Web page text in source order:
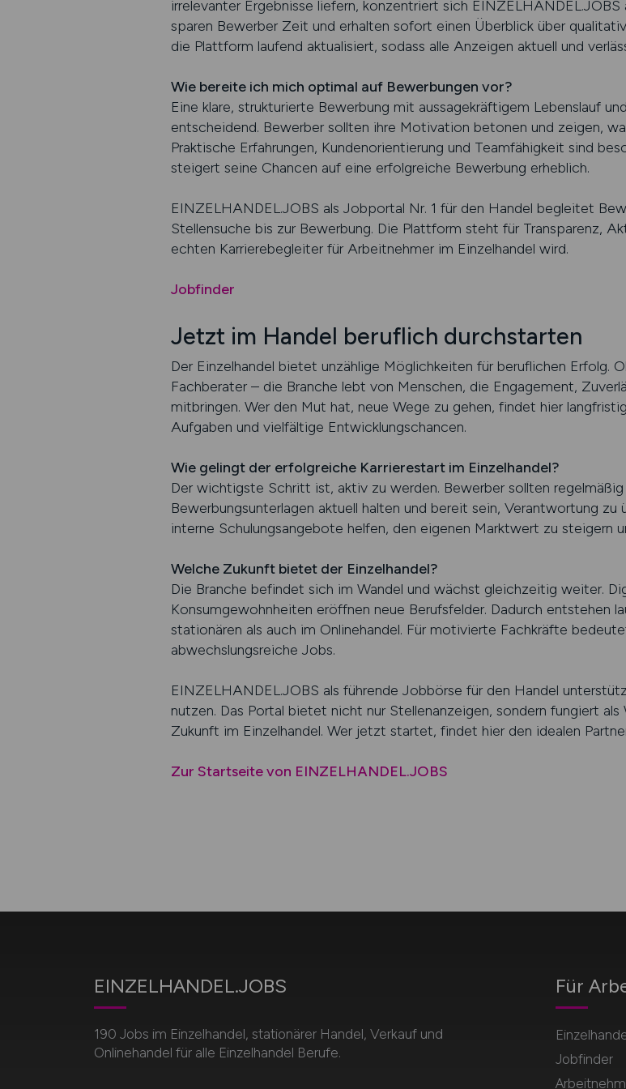
irrelevanter Ergebnisse liefern, konzentriert sich
sparen Bewerber Zeit und erhalten sofort einen Überblick über
die Plattform laufend aktualisiert, sodass alle Anzeigen aktuell und
Wie bereite ich mich optimal auf Bewerbungen vor?
Eine klare, strukturierte Bewerbung mit aussagekräftigem Lebenslauf
entscheidend. Bewerber sollten ihre Motivation betonen und zeigen,
Praktische Erfahrungen, Kundenorientierung und Teamfähigkeit sind
steigert seine Chancen auf eine erfolgreiche Bewerbung erheblich.
EINZELHANDEL.JOBS als Jobportal Nr. 1 für den Handel begleitet
Stellensuche bis zur Bewerbung. Die Plattform steht für Transparenz,
echten Karrierebegleiter für Arbeitnehmer im Einzelhandel wird.
Jobfinder
Jetzt im Handel beruflich durchstarten
Der Einzelhandel bietet unzählige Möglichkeiten für beruflichen Erfolg.
Fachberater – die Branche lebt von Menschen, die Engagement,
mitbringen. Wer den Mut hat, neue Wege zu gehen, findet hier
Aufgaben und vielfältige Entwicklungschancen.
Wie gelingt der erfolgreiche Karrierestart im Einzelhandel?
Der wichtigste Schritt ist, aktiv zu werden. Bewerber sollten
Bewerbungsunterlagen aktuell halten und bereit sein, Verantwortung zu
interne Schulungsangebote helfen, den eigenen Marktwert zu steigern
Welche Zukunft bietet der Einzelhandel?
Die Branche befindet sich im Wandel und wächst gleichzeitig weiter.
Konsumgewohnheiten eröffnen neue Berufsfelder. Dadurch entstehen
stationären als auch im Onlinehandel. Für motivierte Fachkräfte
abwechslungsreiche Jobs.
EINZELHANDEL.JOBS als führende Jobbörse für den Handel
nutzen. Das Portal bietet nicht nur Stellenanzeigen, sondern fungiert
Zukunft im Einzelhandel. Wer jetzt startet, findet hier den idealen
Zur Startseite von EINZELHANDEL.JOBS
EINZELHANDEL.JOBS
190 Jobs im Einzelhandel, stationärer Handel, Verkauf und
Onlinehandel für alle Einzelhandel Berufe.
Für
Jobfinder